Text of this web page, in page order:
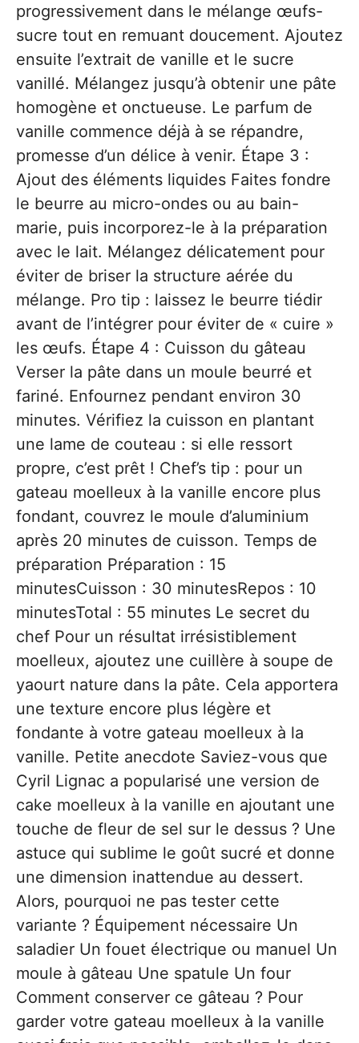
progressivement dans le mélange œufs-
sucre tout en remuant doucement. Ajoutez
ensuite l’extrait de vanille et le sucre
vanillé. Mélangez jusqu’à obtenir une pâte
homogène et onctueuse. Le parfum de
vanille commence déjà à se répandre,
promesse d’un délice à venir. Étape 3 :
Ajout des éléments liquides Faites fondre
le beurre au micro-ondes ou au bain-
marie, puis incorporez-le à la préparation
avec le lait. Mélangez délicatement pour
éviter de briser la structure aérée du
mélange. Pro tip : laissez le beurre tiédir
avant de l’intégrer pour éviter de « cuire »
les œufs. Étape 4 : Cuisson du gâteau
Verser la pâte dans un moule beurré et
fariné. Enfournez pendant environ 30
minutes. Vérifiez la cuisson en plantant
une lame de couteau : si elle ressort
propre, c’est prêt ! Chef’s tip : pour un
gateau moelleux à la vanille encore plus
fondant, couvrez le moule d’aluminium
après 20 minutes de cuisson. Temps de
préparation Préparation : 15
minutesCuisson : 30 minutesRepos : 10
minutesTotal : 55 minutes Le secret du
chef Pour un résultat irrésistiblement
moelleux, ajoutez une cuillère à soupe de
yaourt nature dans la pâte. Cela apportera
une texture encore plus légère et
fondante à votre gateau moelleux à la
vanille. Petite anecdote Saviez-vous que
Cyril Lignac a popularisé une version de
cake moelleux à la vanille en ajoutant une
touche de fleur de sel sur le dessus ? Une
astuce qui sublime le goût sucré et donne
une dimension inattendue au dessert.
Alors, pourquoi ne pas tester cette
variante ? Équipement nécessaire Un
saladier Un fouet électrique ou manuel Un
moule à gâteau Une spatule Un four
Comment conserver ce gâteau ? Pour
garder votre gateau moelleux à la vanille